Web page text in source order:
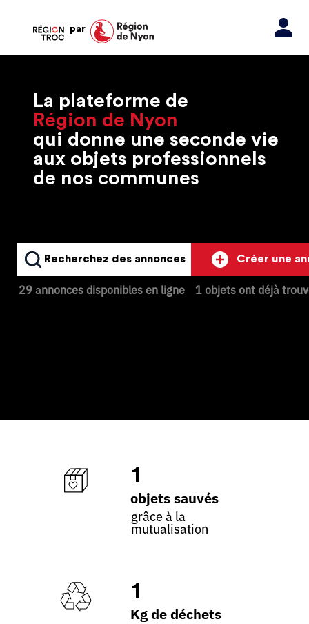
par
La plateforme de
Région de Nyon
qui donne une seconde vie
aux objets professionnels
de nos communes
Recherchez des annonces
29 annonces disponibles en ligne
Créer une
1 objets ont déjà
1
objets sauvés
grâce à la
mutualisation
1
Kg de déchets